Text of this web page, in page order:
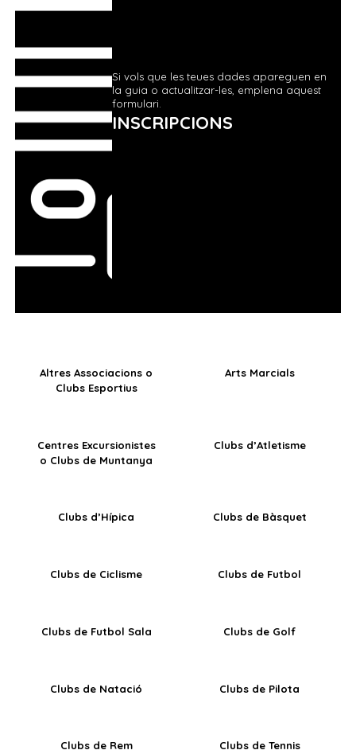
Si vols que les teues dades apareguen en
la guia o actualitzar-les, emplena aquest
formulari.
INSCRIPCIONS
Altres Associacions o
Clubs Esportius
Arts Marcials
Centres Excursionistes
o Clubs de Muntanya
Clubs d’Atletisme
Clubs d’Hípica Clubs de Bàsquet
Clubs de Ciclisme Clubs de Futbol
Clubs de Futbol Sala Clubs de Golf
Clubs de Natació Clubs de Pilota
Clubs de Rem Clubs de Tennis